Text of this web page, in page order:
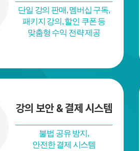
단일 강의 판매, 멤버십 구독,
패키지 강의, 할인 쿠폰 등
맞춤형 수익 전략 제공
강의 보안 & 결제 시스템
불법 공유 방지,
안전한 결제 시스템